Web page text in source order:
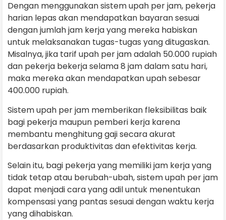
Dengan menggunakan sistem upah per jam, pekerja
harian lepas akan mendapatkan bayaran sesuai
dengan jumlah jam kerja yang mereka habiskan
untuk melaksanakan tugas-tugas yang ditugaskan.
Misalnya, jika tarif upah per jam adalah 50.000 rupiah
dan pekerja bekerja selama 8 jam dalam satu hari,
maka mereka akan mendapatkan upah sebesar
400.000 rupiah.
Sistem upah per jam memberikan fleksibilitas baik
bagi pekerja maupun pemberi kerja karena
membantu menghitung gaji secara akurat
berdasarkan produktivitas dan efektivitas kerja.
Selain itu, bagi pekerja yang memiliki jam kerja yang
tidak tetap atau berubah-ubah, sistem upah per jam
dapat menjadi cara yang adil untuk menentukan
kompensasi yang pantas sesuai dengan waktu kerja
yang dihabiskan.